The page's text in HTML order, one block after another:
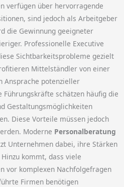
verfügen über hervorragende
sind jedoch als Arbeitgeber
die Gewinnung geeigneter
Professionelle Executive
Sichtbarkeitsprobleme gezielt
Mittelständler von einer
Ansprache potenzieller
schätzen häufig die
Gestaltungsmöglichkeiten
Diese Vorteile müssen jedoch
Moderne Personalberatung
Unternehmen dabei, ihre Stärken
kommt, dass viele
vor komplexen Nachfolgefragen
Firmen benötigen